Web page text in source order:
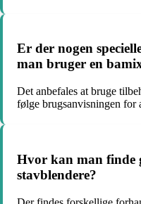
Er der nogen
man bruger en
Det anbefales at bruge
følge brugsanvisningen for
Hvor kan man finde
stavblendere?